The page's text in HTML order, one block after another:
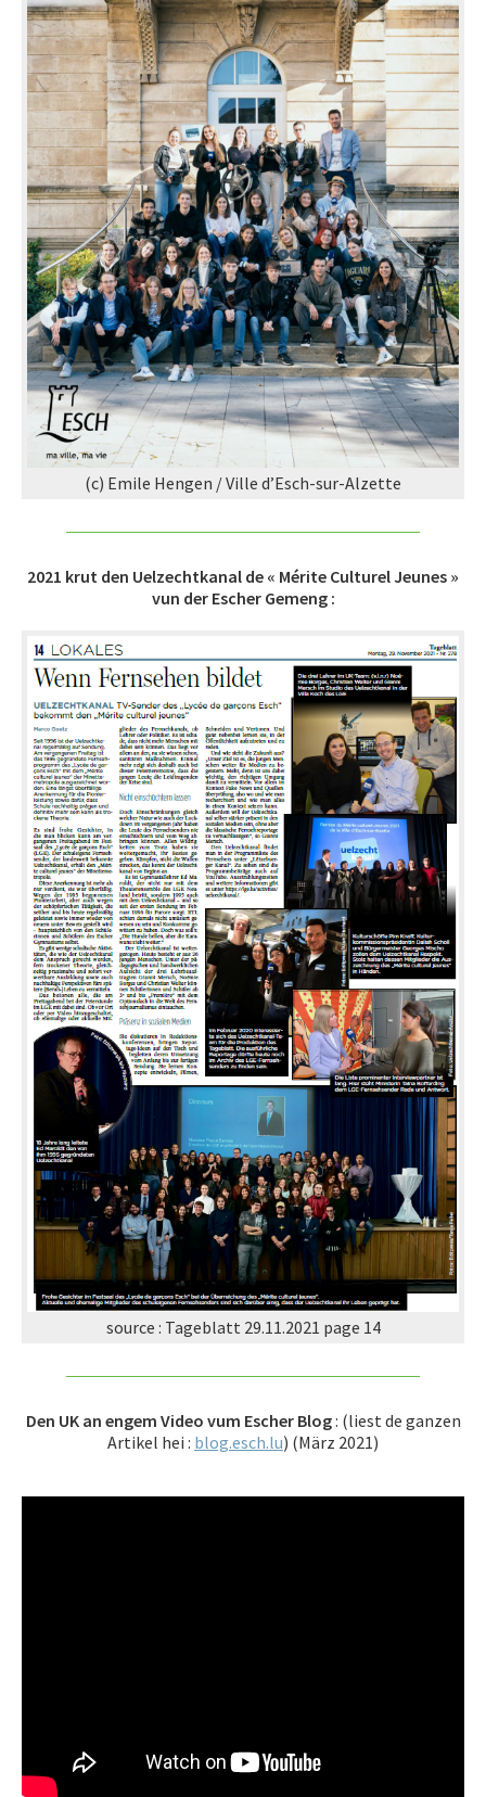
SERVICES
APPRENTISSAGE
APPLIS
(c) Emile Hengen / Ville d’Esch-sur-Alzette
2021 krut den Uelzechtkanal de « Mérite Culturel Jeunes »
vun der Escher Gemeng :
source : Tageblatt 29.11.2021 page 14
Den UK an engem Video vum Escher Blog: (liest de ganzen
Artikel hei : blog.esch.lu) (März 2021)